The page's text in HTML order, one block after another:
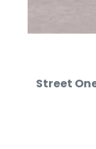
Street